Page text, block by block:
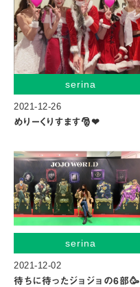
serina
2021-12-26
めりーくりすます🎅❤︎
serina
2021-12-02
待ちに待ったジョジョの6部🥳